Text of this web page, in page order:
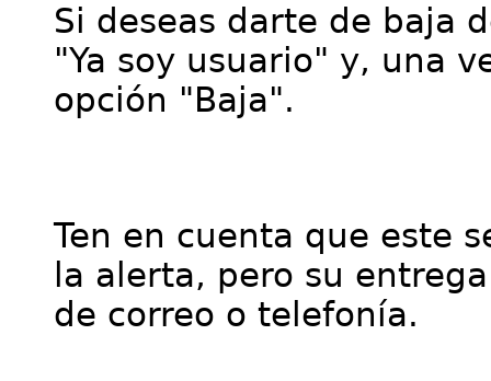
Si deseas darte de baja
"Ya soy usuario" y, una
opción "Baja".
Ten en cuenta que este
la alerta, pero su
de correo o telefonía.